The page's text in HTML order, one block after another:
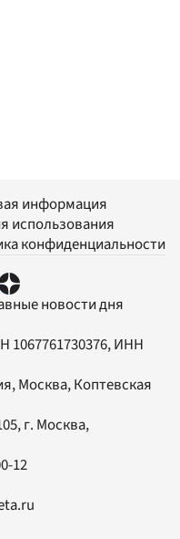
информация
использования
конфиденциальности
новости дня
1067761730376, ИНН
Москва, Коптевская
, г. Москва,
12